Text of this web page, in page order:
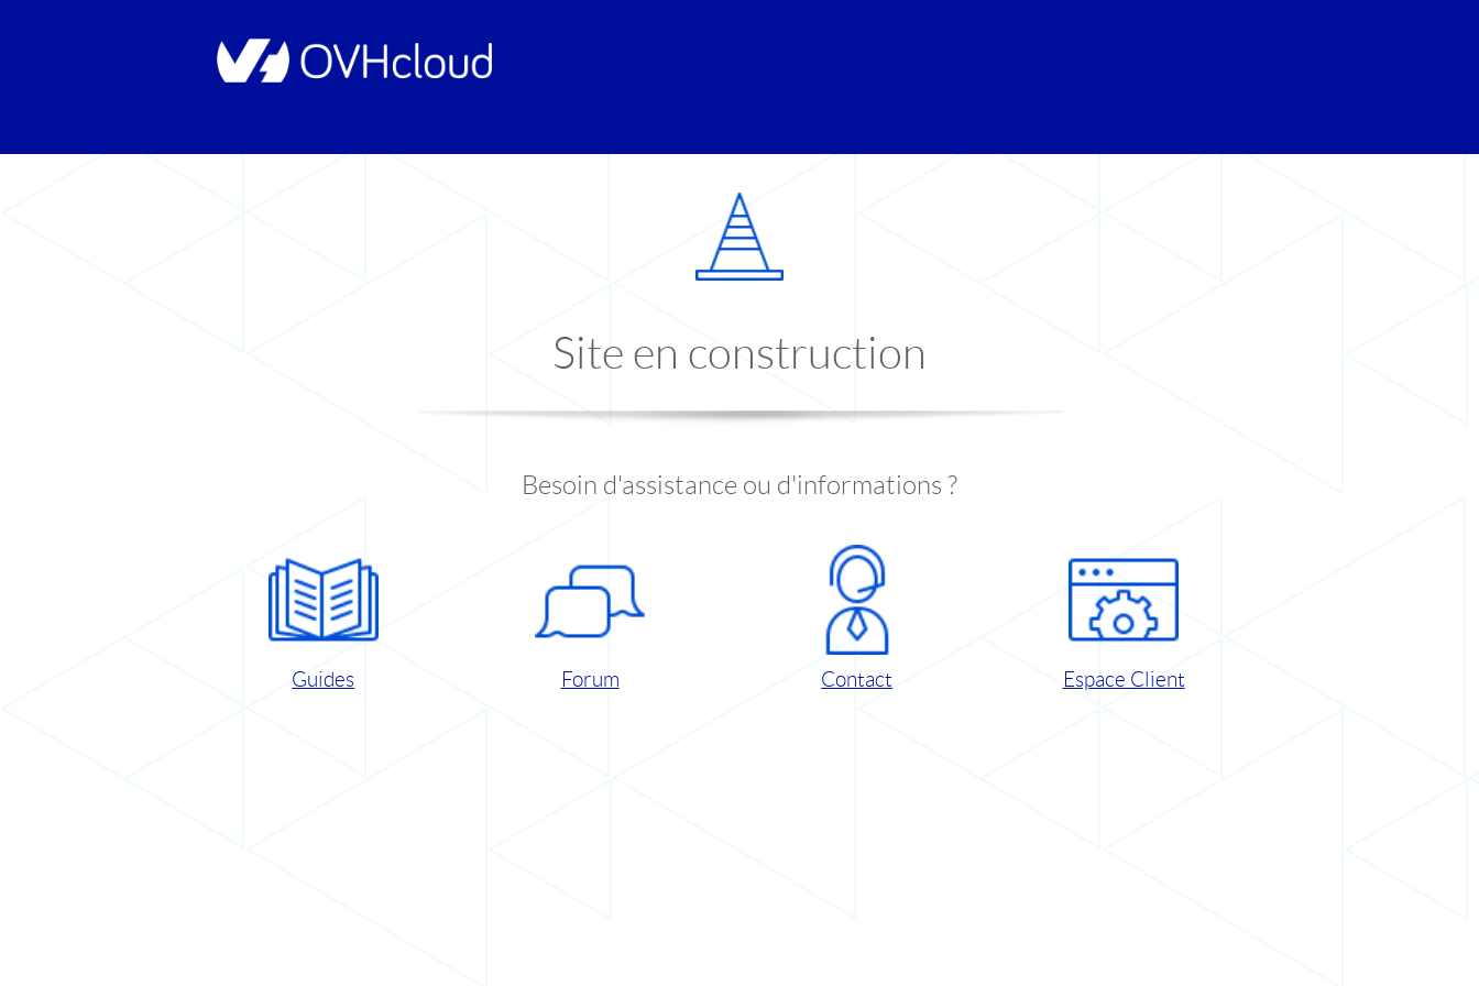
Site en construction
Besoin d'assistance ou d'informations ?
Guides Forum Contact Espace Client